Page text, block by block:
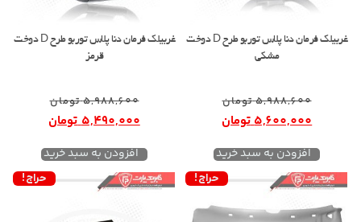
غربیلک فرمان دنا پلاس توربو طرح D دوخت
مشکی
5,988,600تومان
5,600,000تومان
افزودن به سبد خرید
غربیلک فرمان دنا پلاس توربو طرح D دوخت
قرمز
5,988,600تومان
5,490,000تومان
افزودن به سبد خرید
حراج! حراج!